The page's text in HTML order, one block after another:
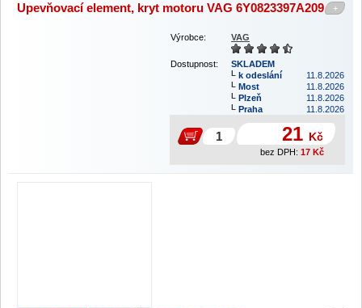
+
Upevňovací element, kryt motoru VAG 6Y0823397A209
Výrobce: VAG
Dostupnost:
SKLADEM
k odeslání
11.8.2026
Most
11.8.2026
Plzeň
11.8.2026
Praha
11.8.2026
21 Kč
bez DPH: 17 Kč